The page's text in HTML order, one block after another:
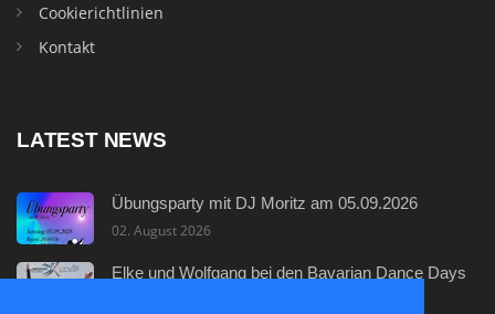
Cookierichtlinien
Kontakt
LATEST NEWS
Übungsparty mit DJ Moritz am 05.09.2026
02. August 2026
Elke und Wolfgang bei den Bavarian Dance Days